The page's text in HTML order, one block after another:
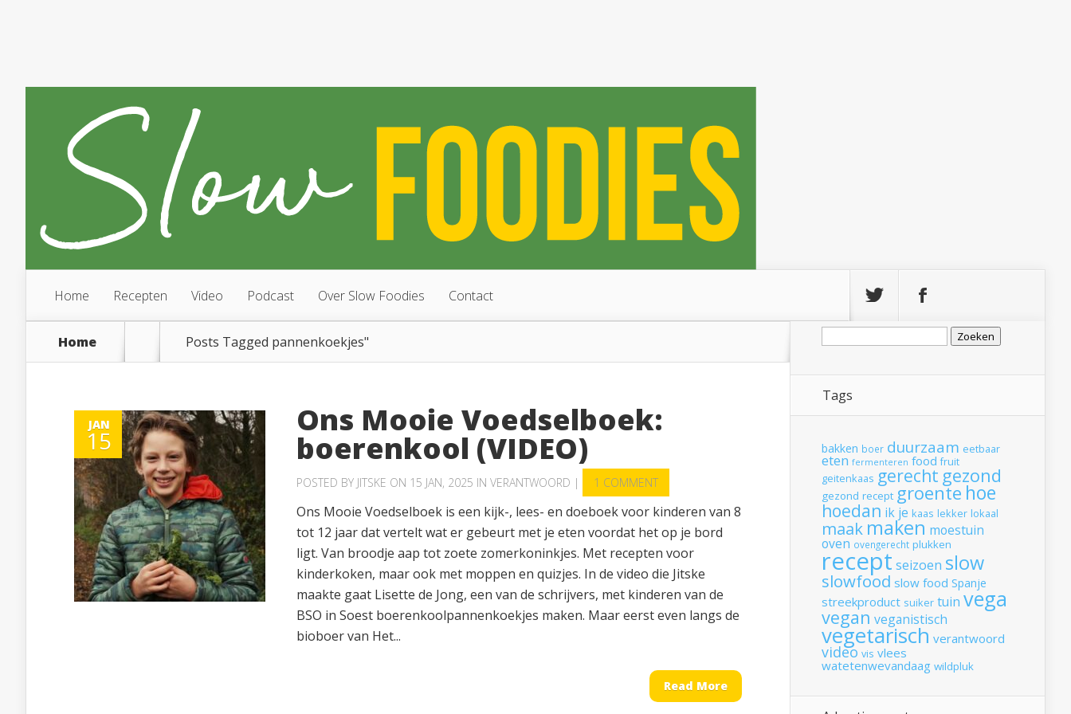
Home Recepten Video Podcast Over Slow Foodies Contact
Home Posts Tagged pannenkoekjes"
JAN
15
Ons Mooie Voedselboek:
boerenkool (VIDEO)
POSTED BY JITSKE ON 15 JAN, 2025 IN VERANTWOORD | 1 COMMENT
Ons Mooie Voedselboek is een kijk-, lees- en doeboek voor kinderen van 8
tot 12 jaar dat vertelt wat er gebeurt met je eten voordat het op je bord
ligt. Van broodje aap tot zoete zomerkoninkjes. Met recepten voor
kinderkoken, maar ook met moppen en quizjes. In de video die Jitske
maakte gaat Lisette de Jong, een van de schrijvers, met kinderen van de
BSO in Soest boerenkoolpannenkoekjes maken. Maar eerst even langs de
bioboer van Het...
Read More
Zoeken
Tags
bakken boer duurzaam eetbaar
eten fermenteren food fruit
geitenkaas gerecht gezond
gezond recept groente hoe
hoedan ik je kaas lekker lokaal
maak maken moestuin
oven ovengerecht plukken
recept seizoen slow
slowfood slow food Spanje
streekproduct suiker tuin vega
vegan veganistisch
vegetarisch verantwoord
video vis vlees
watetenwevandaag wildpluk